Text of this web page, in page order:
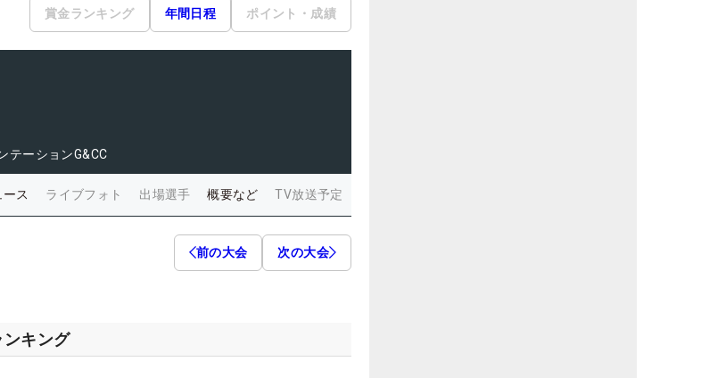
賞金ランキング 年間日程 ポイント・成績
テーションG&CC
ース ライブフォト 出場選手 概要など TV放送予定
前の大会 次の大会
ンキング